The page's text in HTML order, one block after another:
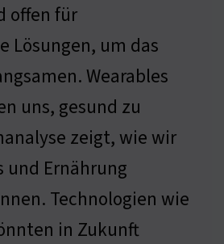
offen für
Lösungen, um das
Wearables
uns, gesund zu
zeigt, wie wir
und Ernährung
Technologien wie
in Zukunft